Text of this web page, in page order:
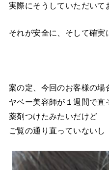
実際にそうしていただいて
それが安全に、そして確実
案の定、今回のお客様の場
ヤベー美容師が１週間で直
薬剤つけたみたいだけど
ご覧の通り直っていないし